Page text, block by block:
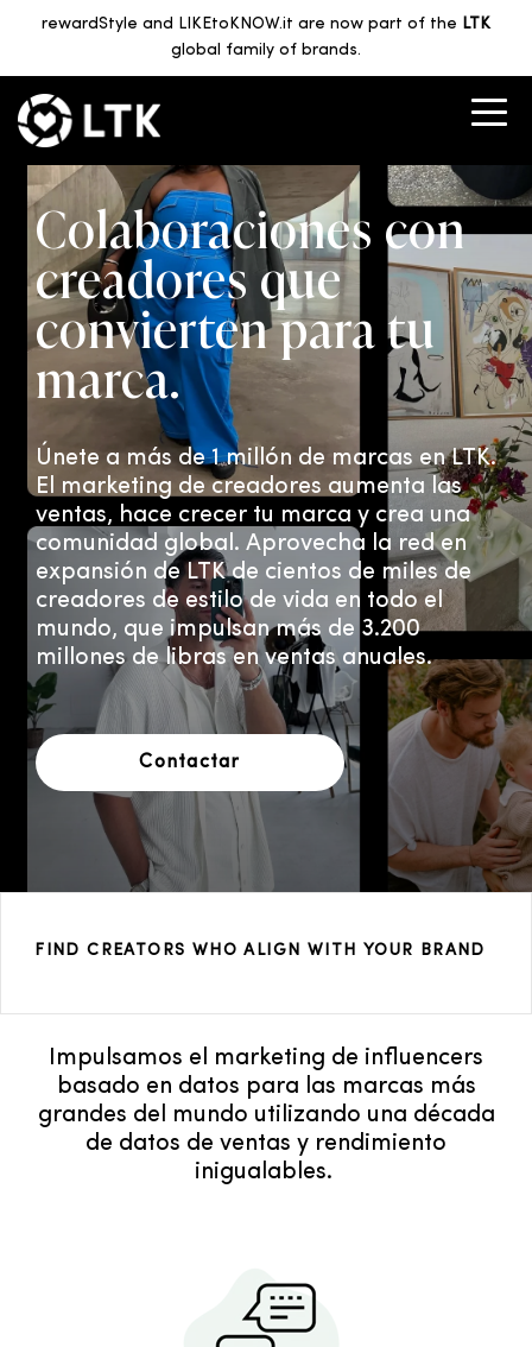
rewardStyle and LIKEtoKNOW.it are now part of the LTK
global family of brands.
Colaboraciones con
creadores que
convierten para tu
marca.
Únete a más de 1 millón de marcas en LTK.
El marketing de creadores aumenta las
ventas, hace crecer tu marca y crea una
comunidad global. Aprovecha la red en
expansión de LTK de cientos de miles de
creadores de estilo de vida en todo el
mundo, que impulsan más de 3.200
millones de libras en ventas anuales.
Contactar
FIND CREATORS WHO ALIGN WITH YOUR BRAND
Impulsamos el marketing de influencers
basado en datos para las marcas más
grandes del mundo utilizando una década
de datos de ventas y rendimiento
inigualables.